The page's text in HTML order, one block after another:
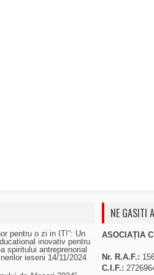
pentru o zi in IT!”: Un
inovativ pentru
spiritului antreprenorial
ieseni 14/11/2024
NE GASITI
ASOCIAȚIA
Nr. R.A.F.:
C.I.F.: